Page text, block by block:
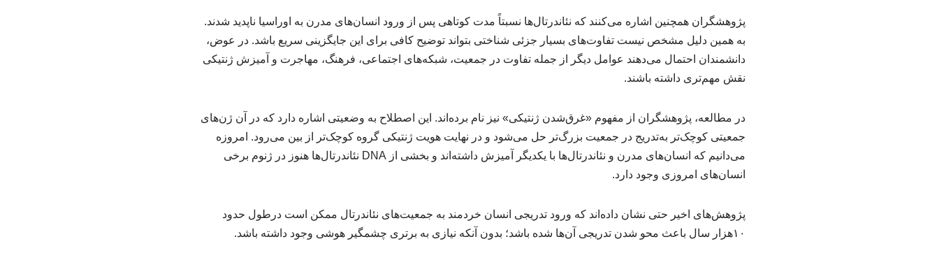
پژوهشگران همچنین اشاره می‌کنند که نئاندرتال‌ها نسبتاً مدت کوتاهی پس از ورود انسان‌های مدرن به اوراسیا ناپدید شدند.
به همین دلیل مشخص نیست تفاوت‌های بسیار جزئی شناختی بتواند توضیح کافی برای این جایگزینی سریع باشد. در عوض،
دانشمندان احتمال می‌دهند عوامل دیگر از جمله تفاوت در جمعیت، شبکه‌های اجتماعی، فرهنگ، مهاجرت و آمیزش ژنتیکی
نقش مهم‌تری داشته باشند.
در مطالعه، پژوهشگران از مفهوم «غرق‌شدن ژنتیکی» نیز نام برده‌اند. این اصطلاح به وضعیتی اشاره دارد که در آن ژن‌های
جمعیتی کوچک‌تر به‌تدریج در جمعیت بزرگ‌تر حل می‌شود و در نهایت هویت ژنتیکی گروه کوچک‌تر از بین می‌رود. امروزه
می‌دانیم که انسان‌های مدرن و نئاندرتال‌ها با یکدیگر آمیزش داشته‌اند و بخشی از DNA نئاندرتال‌ها هنوز در ژنوم برخی
انسان‌های امروزی وجود دارد.
پژوهش‌های اخیر حتی نشان داده‌اند که ورود تدریجی انسان خردمند به جمعیت‌های نئاندرتال ممکن است درطول حدود
۱۰هزار سال باعث محو شدن تدریجی آن‌ها شده باشد؛ بدون آنکه نیازی به برتری چشمگیر هوشی وجود داشته باشد.